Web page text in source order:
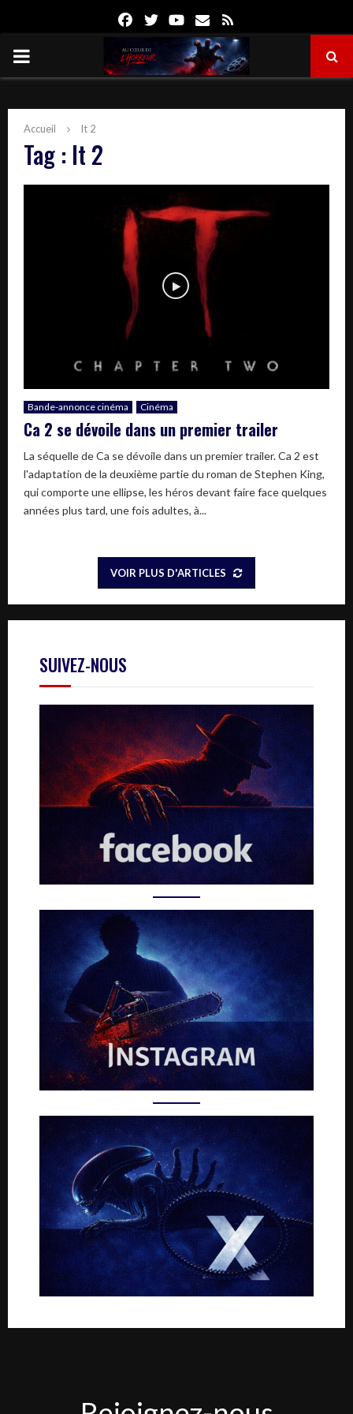
FacebookTwitterYoutube
Email
PRIMARY
Accueil It 2
Tag : It 2
Bande-annonce cinéma Cinéma
Ca 2 se dévoile dans un premier trailer
La séquelle de Ca se dévoile dans un premier trailer. Ca 2 est
l'adaptation de la deuxième partie du roman de Stephen King,
qui comporte une ellipse, les héros devant faire face quelques
années plus tard, une fois adultes, à...
VOIR PLUS D'ARTICLES
SUIVEZ-NOUS